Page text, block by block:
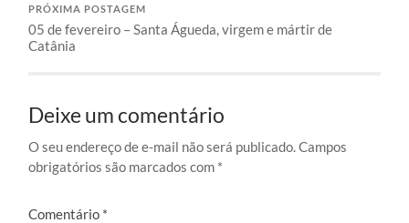
PRÓXIMA POSTAGEM
05 de fevereiro – Santa Águeda, virgem e mártir de
Catânia
Deixe um comentário
O seu endereço de e-mail não será publicado.Campos
obrigatórios são marcados com *
Comentário *